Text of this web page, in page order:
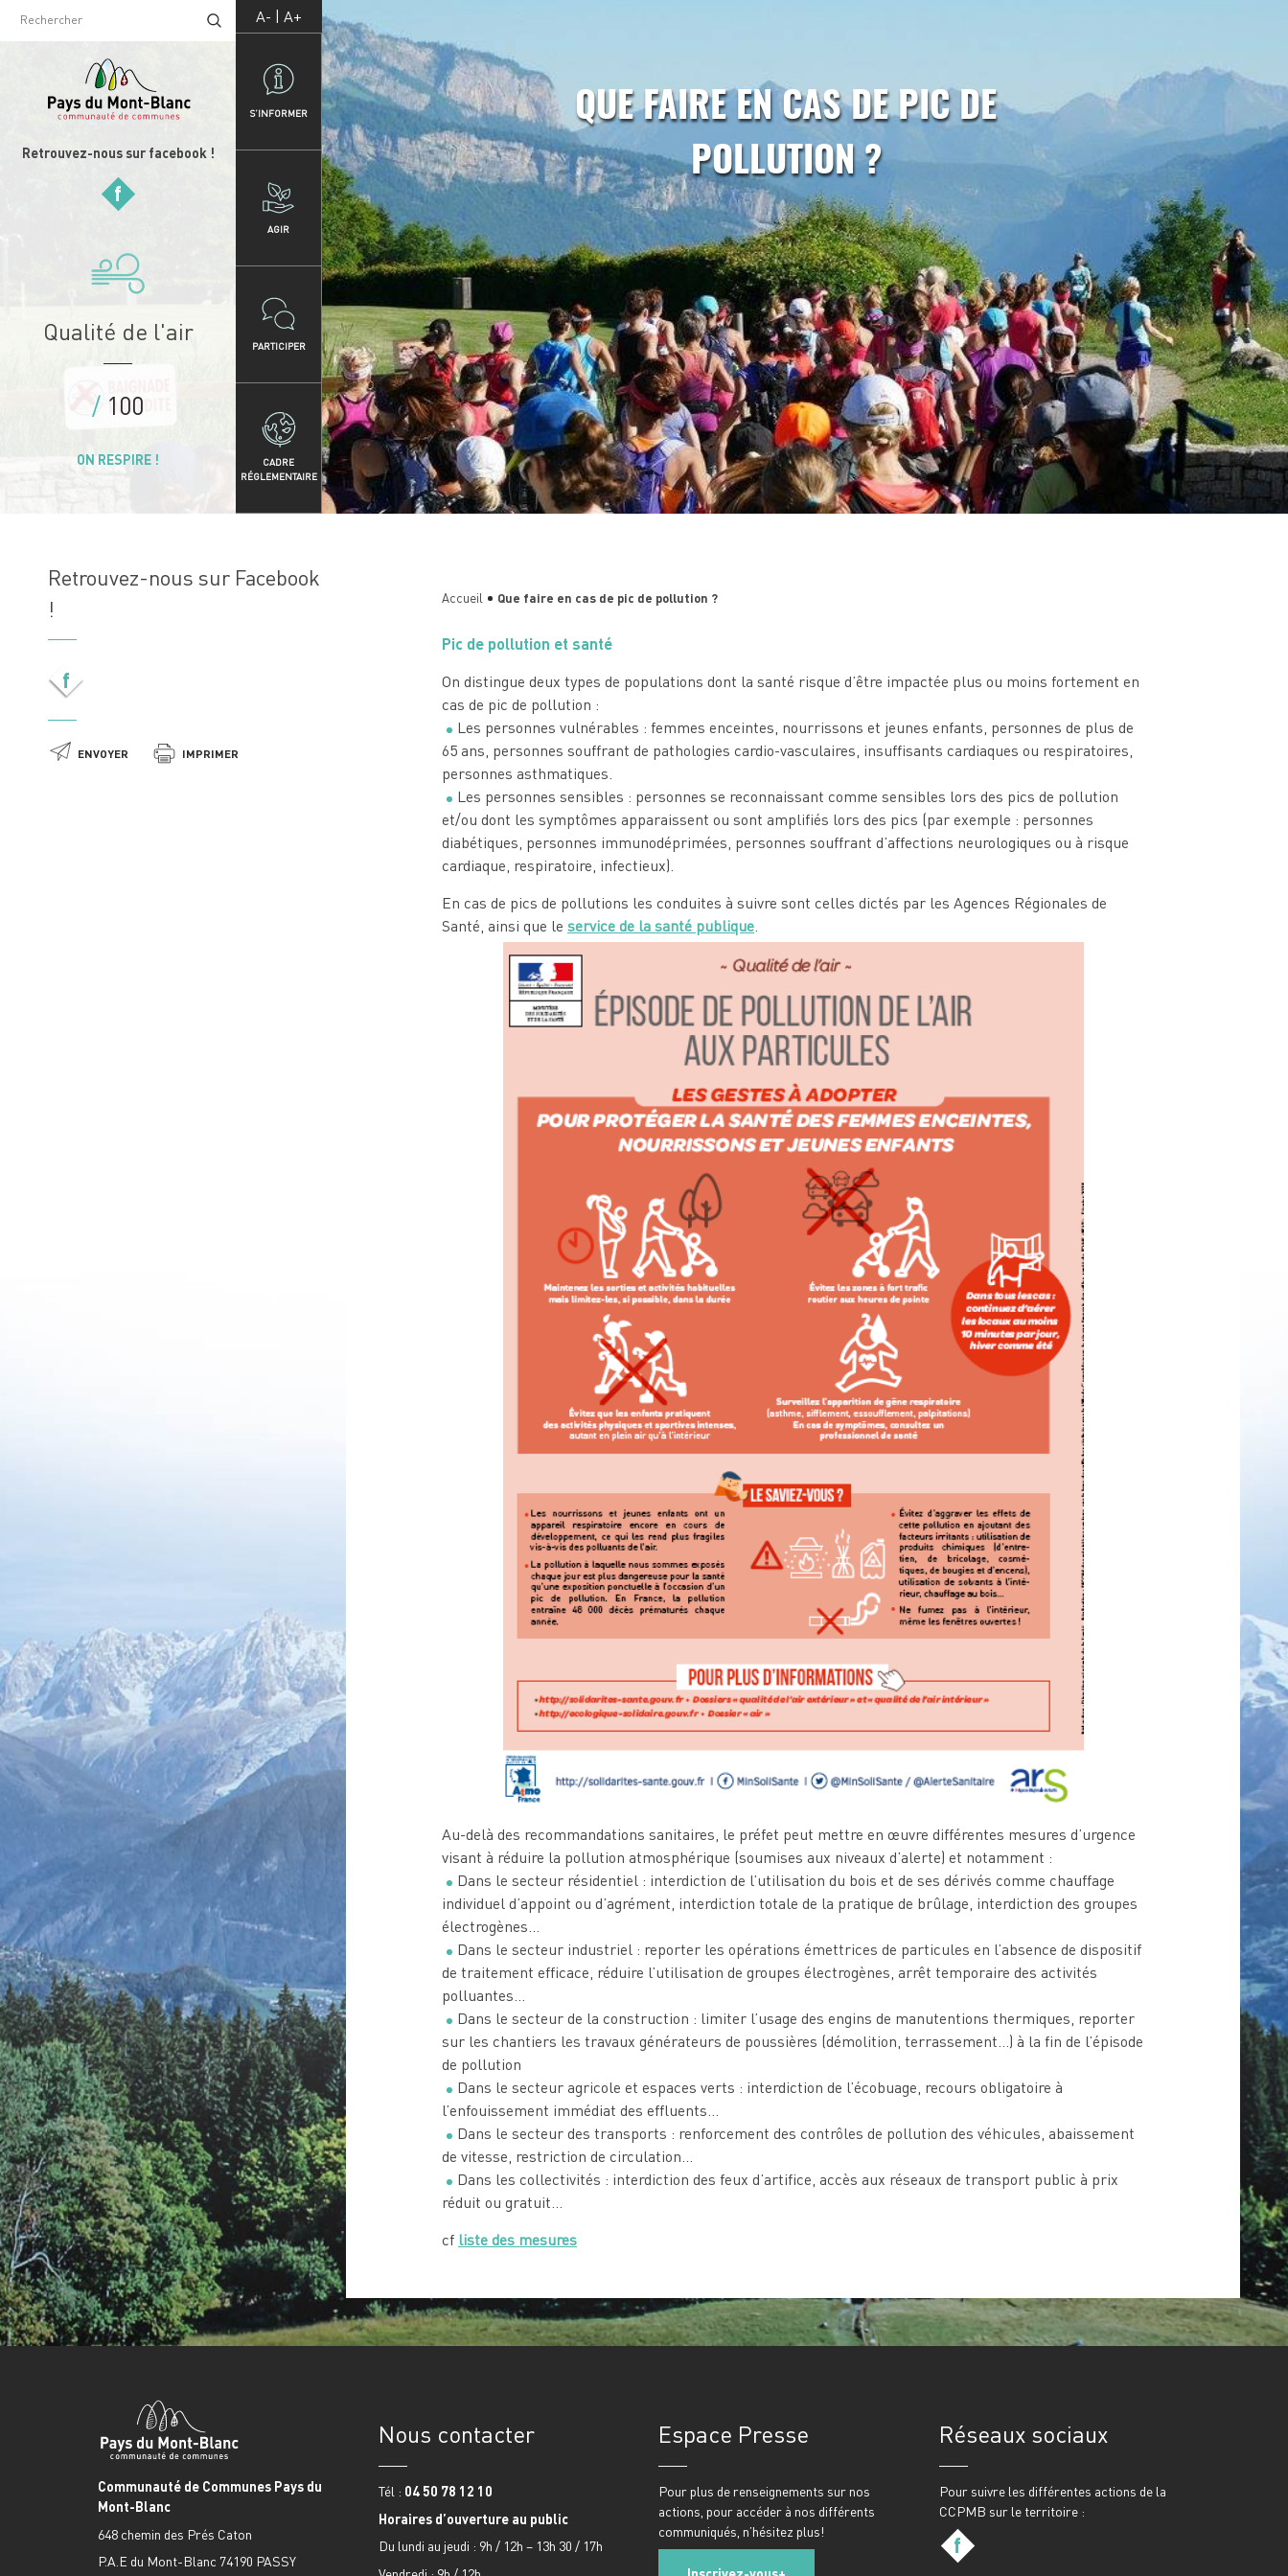
Rechercher
Retrouvez-nous sur facebook !
f
Qualité de l'air
/ 100
ON RESPIRE !
A- | A+
S’INFORMER
AGIR
PARTICIPER
CADRE
RÉGLEMENTAIRE
QUE FAIRE EN CAS DE PIC DE
POLLUTION ?
Accueil Que faire en cas de pic de pollution ?
Pic de pollution et santé
On distingue deux types de populations dont la santé risque d’être impactée plus ou moins fortement en
cas de pic de pollution :
Les personnes vulnérables : femmes enceintes, nourrissons et jeunes enfants, personnes de plus de
65 ans, personnes souffrant de pathologies cardio-vasculaires, insuffisants cardiaques ou respiratoires,
personnes asthmatiques.
Les personnes sensibles : personnes se reconnaissant comme sensibles lors des pics de pollution
et/ou dont les symptômes apparaissent ou sont amplifiés lors des pics (par exemple : personnes
diabétiques, personnes immunodéprimées, personnes souffrant d’affections neurologiques ou à risque
cardiaque, respiratoire, infectieux).
En cas de pics de pollutions les conduites à suivre sont celles dictés par les Agences Régionales de
Santé, ainsi que le service de la santé publique
Au-delà des recommandations sanitaires, le préfet peut mettre en œuvre différentes mesures d’urgence
visant à réduire la pollution atmosphérique (soumises aux niveaux d’alerte) et notamment :
Dans le secteur résidentiel : interdiction de l’utilisation du bois et de ses dérivés comme chauffage
individuel d’appoint ou d’agrément, interdiction totale de la pratique de brûlage, interdiction des groupes
électrogènes…
Dans le secteur industriel : reporter les opérations émettrices de particules en l’absence de dispositif
de traitement efficace, réduire l’utilisation de groupes électrogènes, arrêt temporaire des activités
polluantes…
Dans le secteur de la construction : limiter l’usage des engins de manutentions thermiques, reporter
sur les chantiers les travaux générateurs de poussières (démolition, terrassement…) à la fin de l’épisode
de pollution
Dans le secteur agricole et espaces verts : interdiction de l’écobuage, recours obligatoire à
l’enfouissement immédiat des effluents…
Dans le secteur des transports : renforcement des contrôles de pollution des véhicules, abaissement
de vitesse, restriction de circulation…
Dans les collectivités : interdiction des feux d’artifice, accès aux réseaux de transport public à prix
réduit ou gratuit…
cf liste des mesures
Retrouvez-nous sur Facebook
!
f
ENVOYER IMPRIMER
Communauté de Communes Pays du
Mont-Blanc
648 chemin des Prés Caton
P.A.E du Mont-Blanc 74190 PASSY
Nous contacter
Tél : 04 50 78 12 10
Horaires d’ouverture au public
Du lundi au jeudi : 9h / 12h – 13h 30 / 17h
Espace Presse
Pour plus de renseignements sur nos
actions, pour accéder à nos différents
communiqués, n’hésitez plus!
Réseaux sociaux
Pour suivre les différentes actions de la
CCPMB sur le territoire :
f